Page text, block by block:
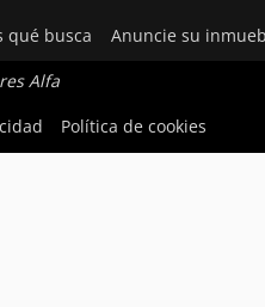
qué busca Anuncie su
Alfa
Política de cookies